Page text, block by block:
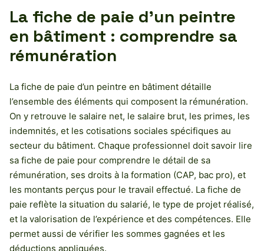
La fiche de paie d’un peintre
en bâtiment : comprendre sa
rémunération
La fiche de paie d’un peintre en bâtiment détaille
l’ensemble des éléments qui composent la rémunération.
On y retrouve le salaire net, le salaire brut, les primes, les
indemnités, et les cotisations sociales spécifiques au
secteur du bâtiment. Chaque professionnel doit savoir lire
sa fiche de paie pour comprendre le détail de sa
rémunération, ses droits à la formation (CAP, bac pro), et
les montants perçus pour le travail effectué. La fiche de
paie reflète la situation du salarié, le type de projet réalisé,
et la valorisation de l’expérience et des compétences. Elle
permet aussi de vérifier les sommes gagnées et les
déductions appliquées.